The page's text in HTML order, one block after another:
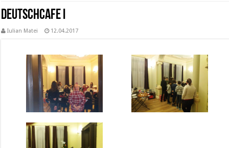
Deutschcafe I
Iulian Matei 12.04.2017